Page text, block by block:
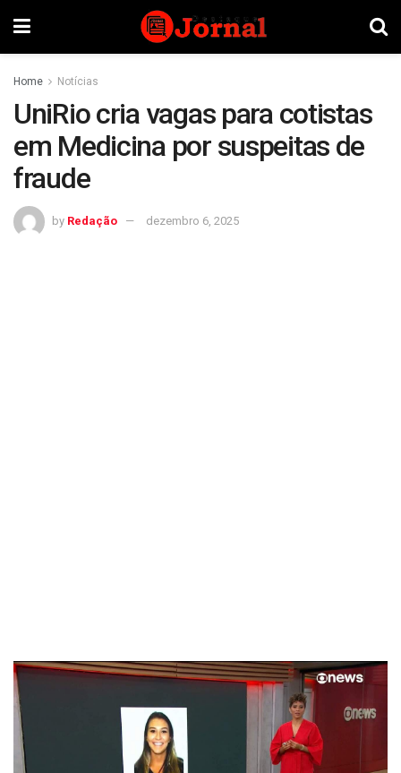
Home Notícias
UniRio cria vagas para cotistas
em Medicina por suspeitas de
fraude
by Redação dezembro 6, 2025